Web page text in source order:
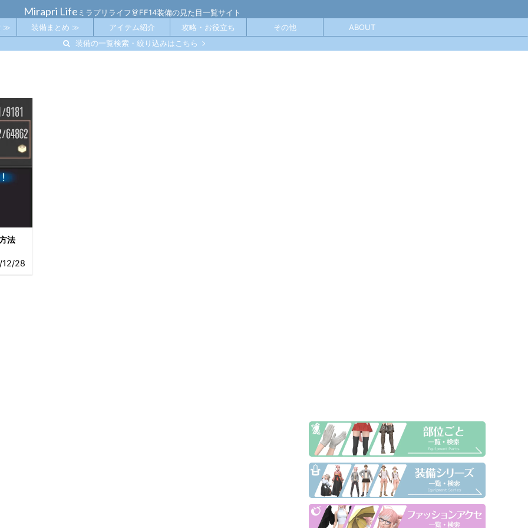
Mirapri Life ミラプリライフ👗FF14装備の見た目一覧サイト
装備の一覧検索・絞り込みはこちら
≫ 装備まとめ ≫ アイテム紹介 攻略・お役立ち その他 ABOUT
12/28
法